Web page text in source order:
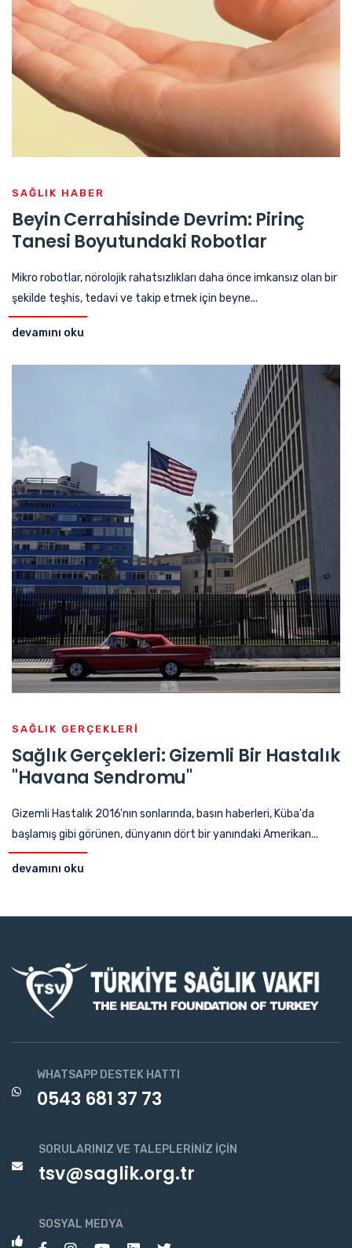
SAĞLIK HABER
Beyin Cerrahisinde Devrim: Pirinç
Tanesi Boyutundaki Robotlar
Mikro robotlar, nörolojik rahatsızlıkları daha önce imkansız olan bir
şekilde teşhis, tedavi ve takip etmek için beyne...
devamını oku
SAĞLIK GERÇEKLERİ
Sağlık Gerçekleri: Gizemli Bir Hastalık
"Havana Sendromu"
Gizemli Hastalık 2016'nın sonlarında, basın haberleri, Küba'da
başlamış gibi görünen, dünyanın dört bir yanındaki Amerikan...
devamını oku
WHATSAPP DESTEK HATTI
0543 681 37 73
SORULARINIZ VE TALEPLERINIZ İÇIN
tsv@saglik.org.tr
SOSYAL MEDYA